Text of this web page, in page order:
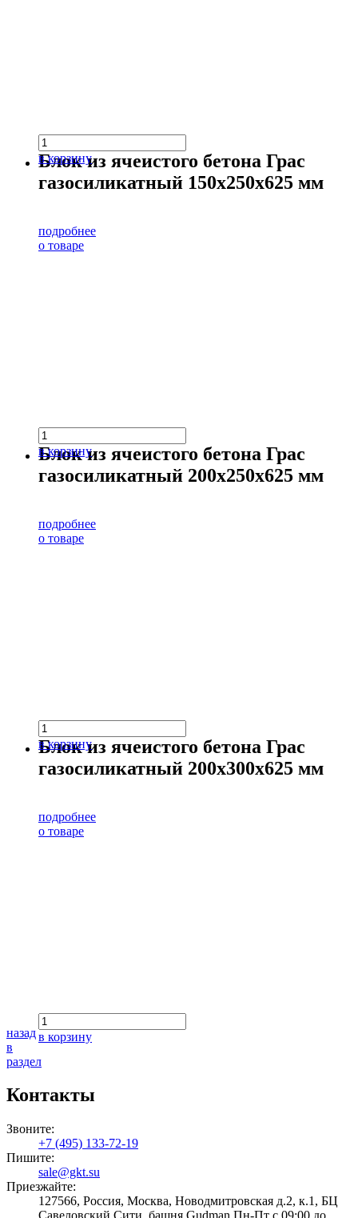
в корзину
Блок из ячеистого бетона Грас
газосиликатный 150х250х625 мм
подробнее
о товаре
в корзину
Блок из ячеистого бетона Грас
газосиликатный 200х250х625 мм
подробнее
о товаре
в корзину
Блок из ячеистого бетона Грас
газосиликатный 200х300х625 мм
подробнее
о товаре
в корзину
назад
в
раздел
Контакты
Звоните:
+7 (495) 133-72-19
Пишите:
sale@gkt.su
Приезжайте:
127566, Россия, Москва, Новодмитровская д.2, к.1, БЦ